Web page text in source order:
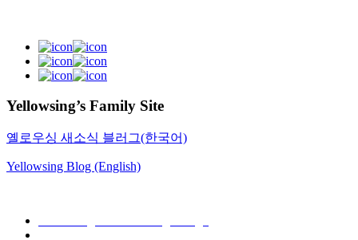
Yellowsing’s Family Site
옐로우싱 새소식 블러그(한국어)
Yellowsing Blog (English)